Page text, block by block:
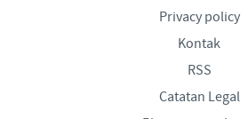
Privacy policy
Kontak
RSS
Catatan Legal